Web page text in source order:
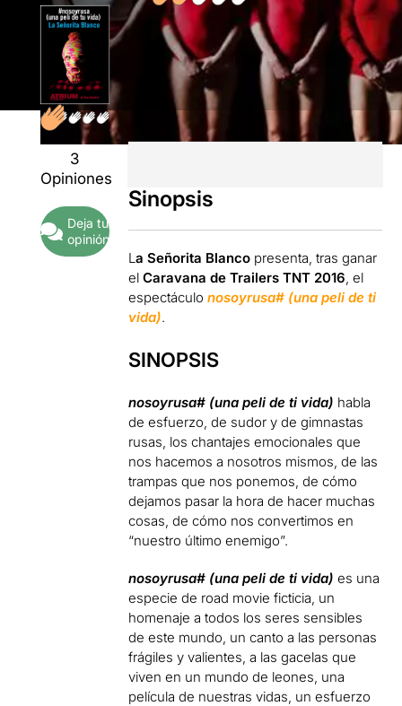
3
Opiniones
Deja tu
opinión
Sinopsis
La Señorita Blanco presenta, tras ganar
elCaravana de Trailers TNT 2016, el
espectáculonosoyrusa# (una peli de ti
vida).
SINOPSIS
nosoyrusa# (una peli de ti vida) habla
de esfuerzo, de sudor y de gimnastas
rusas, los chantajes emocionales que
nos hacemos a nosotros mismos, de las
trampas que nos ponemos, de cómo
dejamos pasar la hora de hacer muchas
cosas, de cómo nos convertimos en
“nuestro último enemigo”.
nosoyrusa# (una peli de ti vida) es una
especie de road movie ficticia, un
homenaje a todos los seres sensibles
de este mundo, un canto a las personas
frágiles y valientes, a las gacelas que
viven en un mundo de leones, una
película de nuestras vidas, un esfuerzo